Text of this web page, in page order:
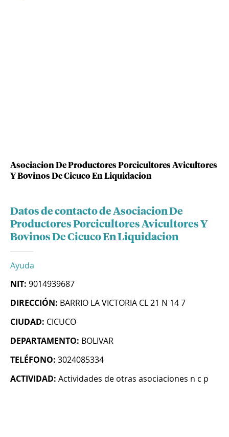
Asociacion De Productores Porcicultores Avicultores
Y Bovinos De Cicuco En Liquidacion
Datos de contacto de Asociacion De
Productores Porcicultores Avicultores Y
Bovinos De Cicuco En Liquidacion
Ayuda
NIT: 9014939687
DIRECCIÓN: BARRIO LA VICTORIA CL 21 N 14 7
CIUDAD: CICUCO
DEPARTAMENTO: BOLIVAR
TELÉFONO: 3024085334
ACTIVIDAD: Actividades de otras asociaciones n c p